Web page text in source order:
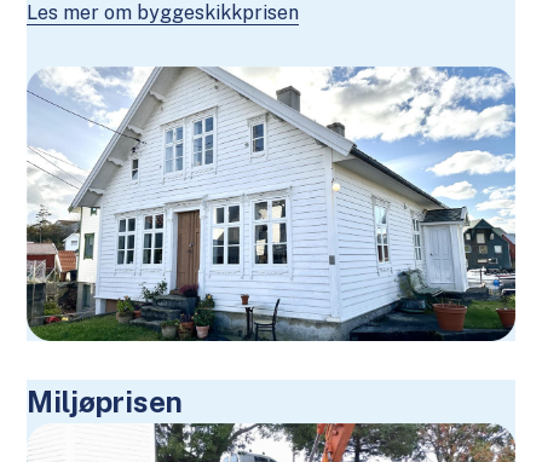
Les mer om byggeskikkprisen
Miljøprisen